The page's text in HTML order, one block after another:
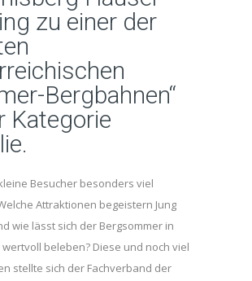
zu einer der
Bergbahnen“
Kategorie
Besucher besonders viel
Attraktionen begeistern Jung
wie lässt sich der Bergsommer in
beleben? Diese und noch viel
stellte sich der Fachverband der